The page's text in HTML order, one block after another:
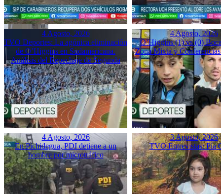
4 Agosto, 2026
TVO Deportes: La agónica eliminación
de O’Higgins en Sudamericana.
Análisis del Repechaje de Segunda
4 Agosto, 2026
O’Higgins (1) vs (0)
Zona Mixta y Conferencias
4 Agosto, 2026
En Pichidegua, PDI detiene a un
hombre por microtráfico
3 Agosto, 2026
TVO Entrevistas: Pía